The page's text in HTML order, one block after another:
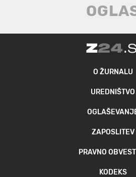
O ŽURNALU
UREDNIŠTVO
ZAPOSLITEV
PRAVNO
KODEKS